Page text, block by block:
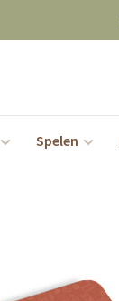
Spelen